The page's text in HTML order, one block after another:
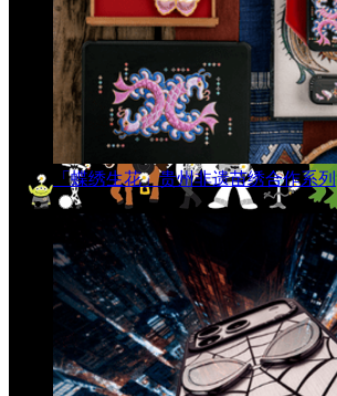
「蝶绣生花」贵州非遗苗绣合作系列